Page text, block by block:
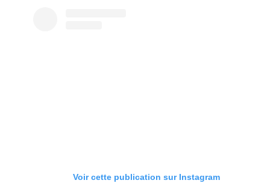
Voir cette publication sur Instagram